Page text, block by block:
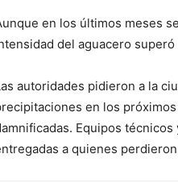
en los últimos meses
del aguacero
autoridades pidieron a la
en los
Equipos
a quienes